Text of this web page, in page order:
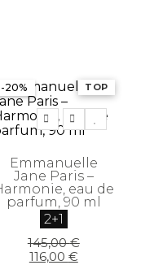
-20% TOP
Emmanuelle
Jane Paris –
eau de
parfum, 90 ml
2+1
145,00€
Original
price
116,00 €
Current
price